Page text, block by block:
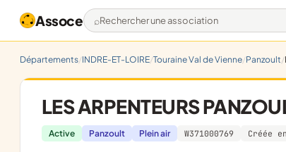
Assoce Rechercher une association
Départements INDRE-ET-LOIRE Touraine Val de Vienne Panzoult
LES ARPENTEURS
Active Panzoult Plein air W371000769 Créée